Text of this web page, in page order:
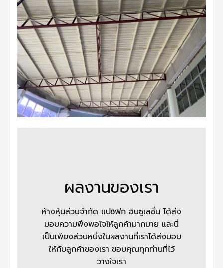
ผลงานของเรา
ห้างหุ้นส่วนจำกัด แปซิฟิก อินซูเลชั่น ได้ส่ง
มอบความพึงพอใจให้ลูกค้ามากมาย และนี่
เป็นเพียงส่วนหนึ่งในผลงานที่เราได้ส่งมอบ
ให้กับลูกค้าของเรา ขอบคุณทุกท่านที่ไว้
วางใจเรา